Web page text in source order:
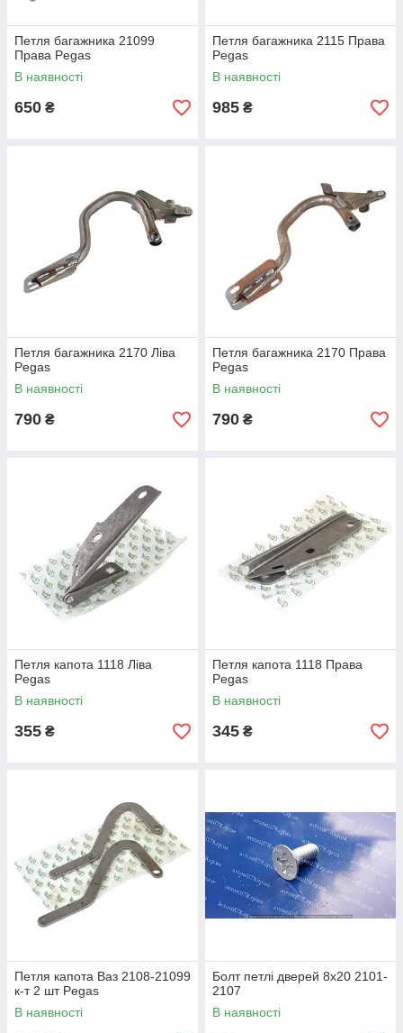
Петля багажника 21099
Права Pegas
В наявності
650 ₴
Петля багажника 2115 Права
Pegas
В наявності
985 ₴
Петля багажника 2170 Ліва
Pegas
В наявності
790 ₴
Петля багажника 2170 Права
Pegas
В наявності
790 ₴
Петля капота 1118 Ліва
Pegas
В наявності
355 ₴
Петля капота 1118 Права
Pegas
В наявності
345 ₴
Петля капота Ваз 2108-21099
к-т 2 шт Pegas
В наявності
Болт петлі дверей 8х20 2101-
2107
В наявності